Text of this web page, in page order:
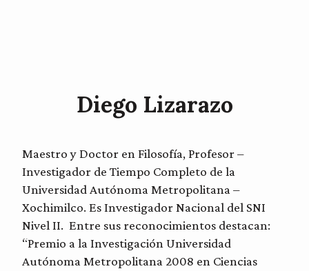
Diego Lizarazo
Maestro y Doctor en Filosofía, Profesor –
Investigador de Tiempo Completo de la
Universidad Autónoma Metropolitana –
Xochimilco. Es Investigador Nacional del SNI
Nivel II. Entre sus reconocimientos destacan:
“Premio a la Investigación Universidad
Autónoma Metropolitana 2008 en Ciencias